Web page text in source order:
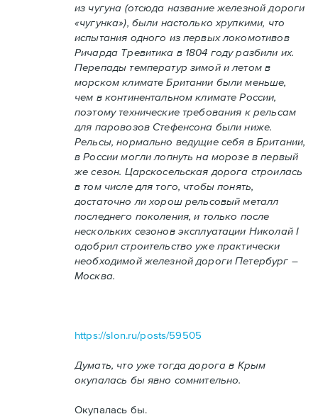
из чугуна (отсюда название железной дороги
«чугунка»), были настолько хрупкими, что
испытания одного из первых локомотивов
Ричарда Тревитика в 1804 году разбили их.
Перепады температур зимой и летом в
морском климате Британии были меньше,
чем в континентальном климате России,
поэтому технические требования к рельсам
для паровозов Стефенсона были ниже.
Рельсы, нормально ведущие себя в Британии,
в России могли лопнуть на морозе в первый
же сезон. Царскосельская дорога строилась
в том числе для того, чтобы понять,
достаточно ли хорош рельсовый металл
последнего поколения, и только после
нескольких сезонов эксплуатации Николай I
одобрил строительство уже практически
необходимой железной дороги Петербург –
Москва.
https://slon.ru/posts/59505
Думать, что уже тогда дорога в Крым
окупалась бы явно сомнительно.
Окупалась бы.